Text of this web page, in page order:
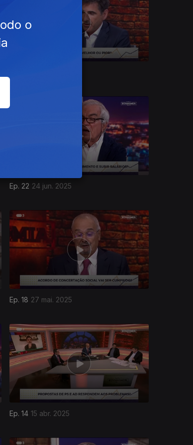
Ep. 22 24 jun. 2025
Ep. 18 27 mai. 2025
Ep. 14 15 abr. 2025
o